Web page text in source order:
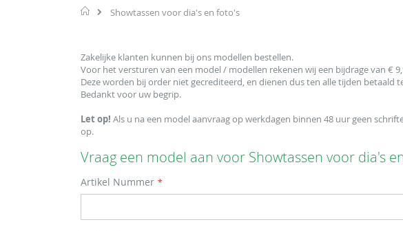
Home
Showtassen voor dia's en foto's
Zakelijke klanten kunnen bij ons modellen bestellen.
Voor het versturen van een model / modellen rekenen wij een bijdrage van €
Deze worden bij order niet gecrediteerd, en dienen dus ten alle tijden betaald
Bedankt voor uw begrip.
Let op! Als u na een model aanvraag op werkdagen binnen 48 uur geen
op.
Vraag een model aan voor Showtassen voor dia's
Artikel Nummer